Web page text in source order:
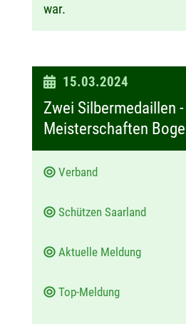
war.
D
a
:
15.03.2024
Zwei Silbermedaillen
Meisterschaften
Verband
Schützen Saarland
Aktuelle Meldung
Top-Meldung